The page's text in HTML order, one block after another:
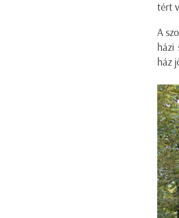
tért
A
házi
ház